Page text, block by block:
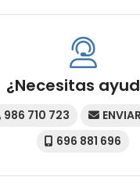
¿Necesitas
986 710 723
696 881 696